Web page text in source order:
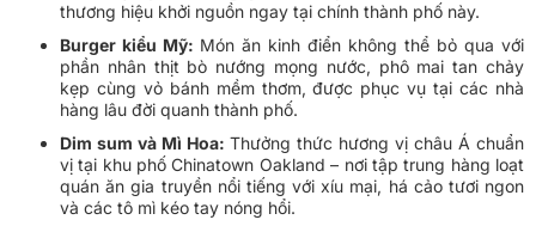
thương hiệu khởi nguồn ngay tại chính thành phố này.
Burger kiểu Mỹ: Món ăn kinh điển không thể bỏ qua với
phần nhân thịt bò nướng mọng nước, phô mai tan chảy
kẹp cùng vỏ bánh mềm thơm, được phục vụ tại các nhà
hàng lâu đời quanh thành phố.
Dim sum và Mì Hoa: Thưởng thức hương vị châu Á chuẩn
vị tại khu phố Chinatown Oakland – nơi tập trung hàng loạt
quán ăn gia truyền nổi tiếng với xíu mại, há cảo tươi ngon
và các tô mì kéo tay nóng hổi.